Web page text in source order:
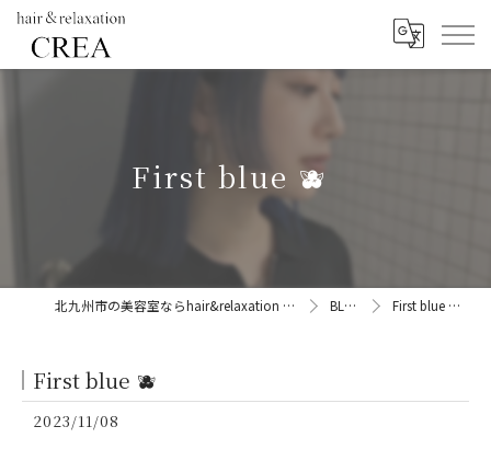
First blue 🫐
北九州市の美容室ならhair&relaxation CREA BLOG First blue 🫐
First blue 🫐
2023/11/08